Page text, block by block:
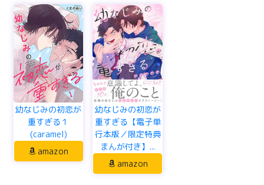
幼なじみの初恋が
重すぎる１
(caramel)
amazon
幼なじみの初恋が
重すぎる【電子単
行本版／限定特典
まんが付き】...
amazon